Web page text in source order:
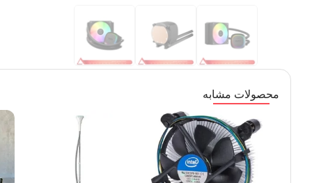
محصولات مشابه